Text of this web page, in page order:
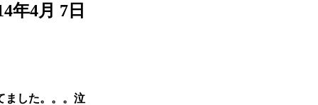
年4月 7日
ました。。。泣